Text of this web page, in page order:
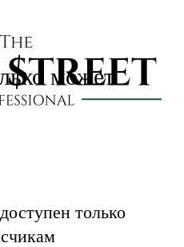
и
может
только